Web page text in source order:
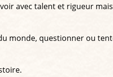
avec talent et rigueur
monde, questionner ou